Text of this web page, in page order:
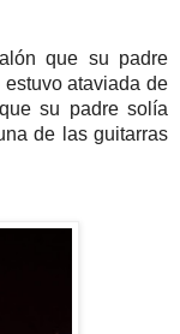
que su padre
ataviada de
su padre solía
de las guitarras